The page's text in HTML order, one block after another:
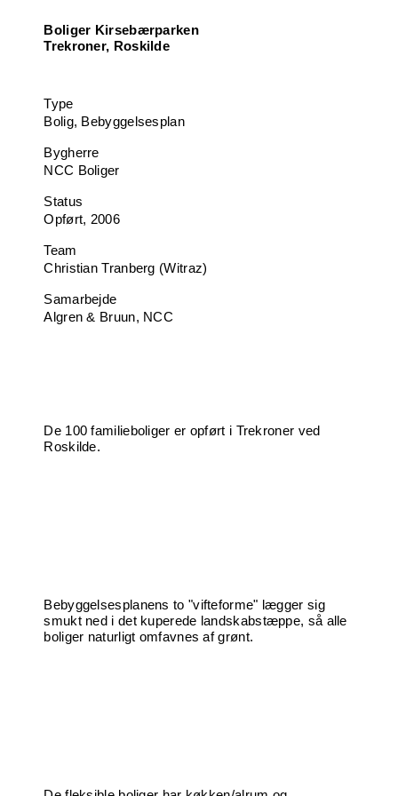
Boliger Kirsebærparken
Trekroner, Roskilde
Type
Bolig, Bebyggelsesplan
Bygherre
NCC Boliger
Status
Opført, 2006
Team
Christian Tranberg (Witraz)
Samarbejde
Algren & Bruun, NCC
De 100 familieboliger er opført i Trekroner ved
Roskilde.
Bebyggelsesplanens to "vifteforme" lægger sig
smukt ned i det kuperede landskabstæppe, så alle
boliger naturligt omfavnes af grønt.